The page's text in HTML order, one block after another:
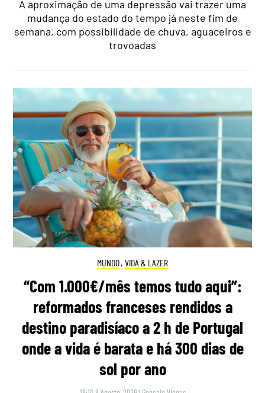
A aproximação de uma depressão vai trazer uma
mudança do estado do tempo já neste fim de
semana, com possibilidade de chuva, aguaceiros e
trovoadas
MUNDO, VIDA & LAZER
“Com 1.000€/mês temos tudo aqui”:
reformados franceses rendidos a
destino paradisíaco a 2 h de Portugal
onde a vida é barata e há 300 dias de
sol por ano